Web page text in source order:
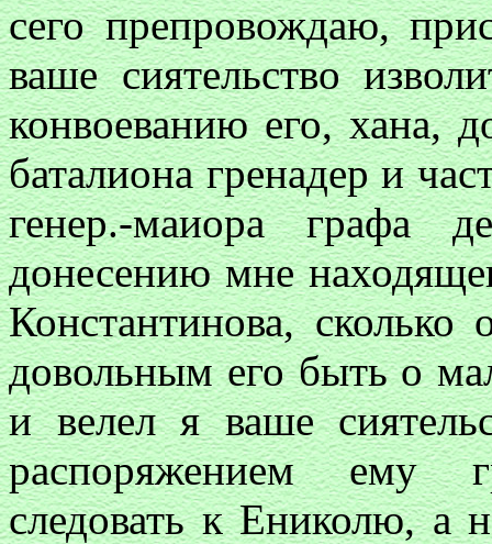
сего препровождаю,
ваше сиятельство
конвоеванию его, хана,
баталиона гренадер и
генер.-маиора графа
донесению мне
Константинова, сколько
довольным его быть о
и велел я ваше
распоряжением ему
следовать к Ениколю, а